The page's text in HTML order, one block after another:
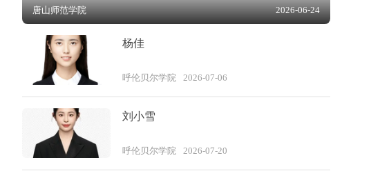
唐山师范学院 2026-06-24
杨佳
呼伦贝尔学院 2026-07-06
刘小雪
呼伦贝尔学院 2026-07-20